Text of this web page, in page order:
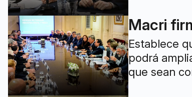
Macri
Establece
podrá
que sean